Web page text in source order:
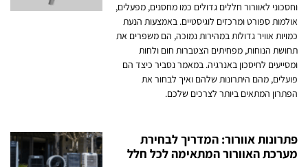
וחסכוני לאוורור חללים גדולים כמו מחסנים, מפעלים,
אולמות ספורט ומרכזים לוגיסטיים. באמצעות הנעת
כמויות אוויר גדולות במהירות נמוכה, הם משפרים את
תחושת הנוחות, מפחיתים הצטברות חום ולחות
ומסייעים לחיסכון באנרגיה. במאמר נסביר כיצד הם
פועלים, מהם היתרונות שלהם ואיך לבחור את
הפתרון המתאים ביותר לצרכים שלכם.
פתרונות אוורור: המדריך לבחירת
מערכת האוורור המתאימה לכל חלל